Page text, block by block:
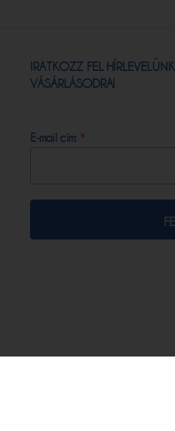
IRATKOZZ FEL
VÁSÁRLÁSODRA!
E-mail cím: *